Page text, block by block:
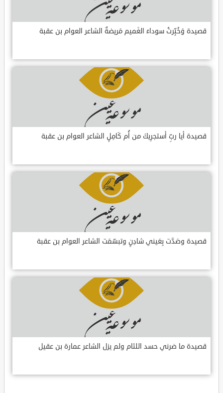
قصيدة وَخُبِّرتُ سوداءَ الغَميم مَريضةٌ الشاعر العوام بن عقبة
قصيدة أيا ربِّ أستجرِيكَ من أُم كَامِلٍ الشاعر العوام بن عقبة
قصيدة وصَدَّت بِعَيني شادِنٍ وتبسّمَت الشاعر العوام بن عقبة
قصيدة ما ضرني حسد اللئام ولم يزل الشاعر عمارة بن عقيل